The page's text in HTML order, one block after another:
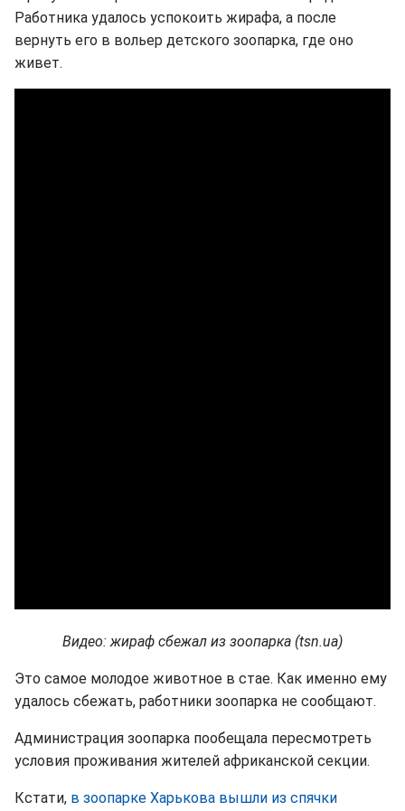
Работника удалось успокоить жирафа, а после
вернуть его в вольер детского зоопарка, где оно
живет.
Видео: жираф сбежал из зоопарка (tsn.ua)
Это самое молодое животное в стае. Как именно ему
удалось сбежать, работники зоопарка не сообщают.
Администрация зоопарка пообещала пересмотреть
условия проживания жителей африканской секции.
Кстати, в зоопарке Харькова вышли из спячки